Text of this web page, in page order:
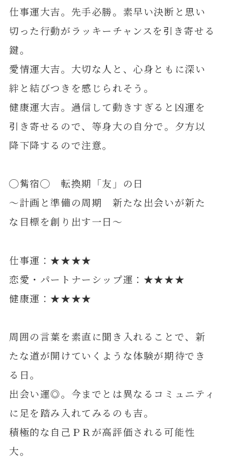
仕事運大吉。先手必勝。素早い決断と思い
切った行動がラッキーチャンスを引き寄せる
鍵。
愛情運大吉。大切な人と、心身ともに深い
絆と結びつきを感じられそう。
健康運大吉。過信して動きすぎると凶運を
引き寄せるので、等身大の自分で。夕方以
降下降するので注意。
◯觜宿◯ 転換期「友」の日
～計画と準備の周期 新たな出会いが新た
な目標を創り出す一日～
仕事運：★★★★
恋愛・パートナーシップ運：★★★★
健康運：★★★★
周囲の言葉を素直に聞き入れることで、新
たな道が開けていくような体験が期待でき
る日。
出会い運◎。今までとは異なるコミュニティ
に足を踏み入れてみるのも吉。
積極的な自己ＰＲが高評価される可能性
大。